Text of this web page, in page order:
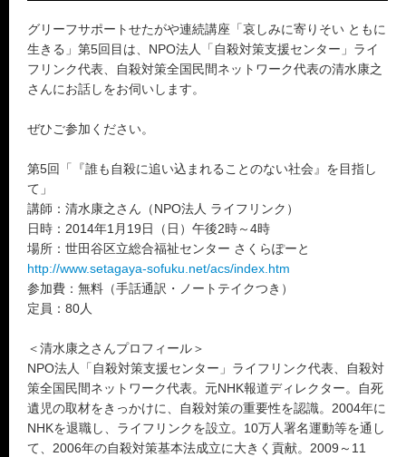
グリーフサポートせたがや連続講座「哀しみに寄りそい ともに
生きる」第5回目は、NPO法人「自殺対策支援センター」ライ
フリンク代表、自殺対策全国民間ネットワーク代表の清水康之
さんにお話しをお伺いします。
ぜひご参加ください。
第5回「『誰も自殺に追い込まれることのない社会』を目指し
て」
講師：清水康之さん（NPO法人 ライフリンク）
日時：2014年1月19日（日）午後2時～4時
場所：世田谷区立総合福祉センター さくらぽーと
http://www.setagaya-sofuku.net/acs/index.htm
参加費：無料（手話通訳・ノートテイクつき）
定員：80人
＜清水康之さんプロフィール＞
NPO法人「自殺対策支援センター」ライフリンク代表、自殺対
策全国民間ネットワーク代表。元NHK報道ディレクター。自死
遺児の取材をきっかけに、自殺対策の重要性を認識。2004年に
NHKを退職し、ライフリンクを設立。10万人署名運動等を通し
て、2006年の自殺対策基本法成立に大きく貢献。2009～11